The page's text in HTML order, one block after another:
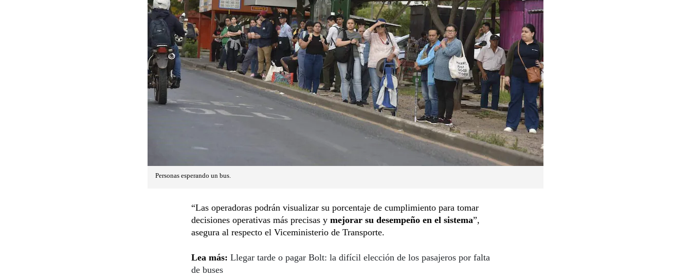
Personas esperando un bus.
“Las operadoras podrán visualizar su porcentaje de cumplimiento para tomar
decisiones operativas más precisas y mejorar su desempeño en el sistema”,
asegura al respecto el Viceministerio de Transporte.
Lea más: Llegar tarde o pagar Bolt: la difícil elección de los pasajeros por falta
de buses